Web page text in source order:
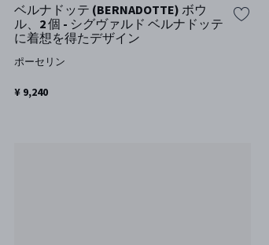
ベルナドッテ (BERNADOTTE) ボウ
ル、2 個 - シグヴァルド ベルナドッテ
に着想を得たデザイン
ポーセリン
¥ 9,240